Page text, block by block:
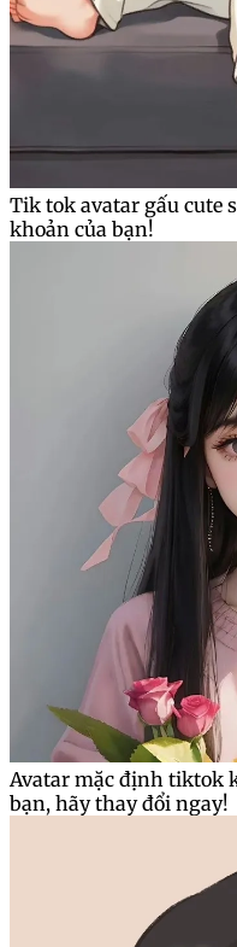
Tik tok avatar gấu cute
khoản của bạn!
Avatar mặc định tiktok
bạn, hãy thay đổi ngay!